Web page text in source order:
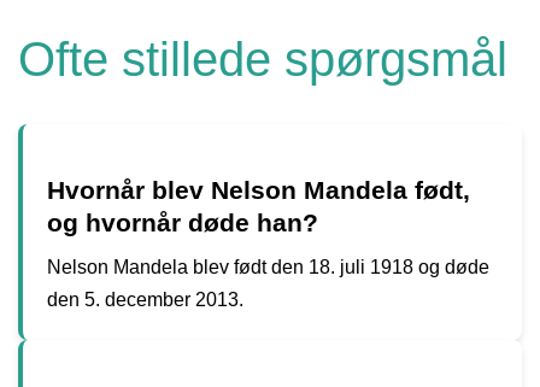
Ofte stillede spørgsmål
Hvornår blev Nelson Mandela født,
og hvornår døde han?
Nelson Mandela blev født den 18. juli 1918 og døde
den 5. december 2013.